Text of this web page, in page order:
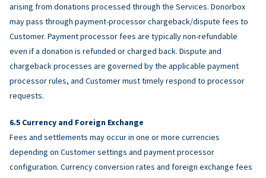
arising from donations processed through the Services. Donorbox
may pass through payment-processor chargeback/dispute fees to
Customer. Payment processor fees are typically non-refundable
even if a donation is refunded or charged back. Dispute and
chargeback processes are governed by the applicable payment
processor rules, and Customer must timely respond to processor
requests.
Currency and Foreign Exchange
Fees and settlements may occur in one or more currencies
depending on Customer settings and payment processor
configuration. Currency conversion rates and foreign exchange fees